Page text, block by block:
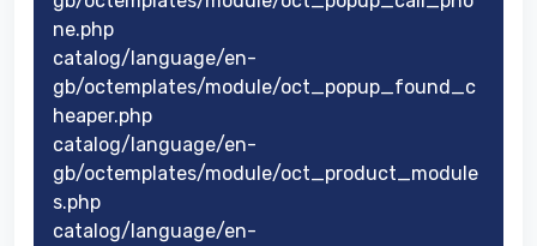
ne.php
catalog/language/en-
gb/octemplates/module/oct_popup_found_c
heaper.php
catalog/language/en-
gb/octemplates/module/oct_product_module
s.php
catalog/language/en-